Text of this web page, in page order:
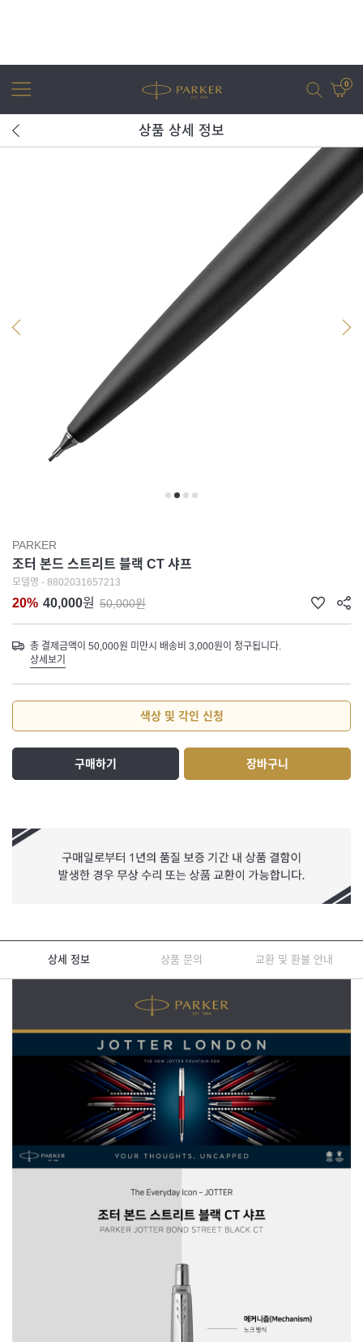
0
상품 상세 정보
PARKER
조터 본드 스트리트 블랙 CT 샤프
모델명 - 8802031657213
20% 40,000원 50,000원
총 결제금액이 50,000원 미만시 배송비 3,000원이 청구됩니다.
상세보기
색상 및 각인 신청
구매하기 장바구니
상세 정보 상품 문의 교환 및 환불 안내